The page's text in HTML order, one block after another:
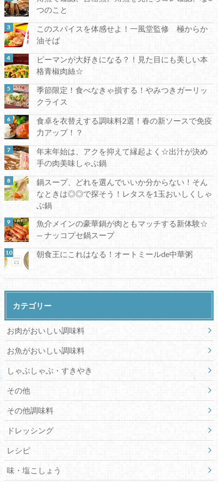
つのこと
このスパイスを体感せよ！一風堂監修 極からか
油そば
ピーマンが大好きになる？！見た目にも美しい本
格青椒肉絲☆
季節限定！食べなきゃ損する！やみつきガーリッ
クライス
食卓を衣替えする調味料2選！春の新ソースで免疫
力アップ！？
年末年始は、アクを抑えて縁起よく☆出汁が決め
手の肉美味しゃぶ鍋
鍋スープ、どれを選んでいいか分からない！そん
なときは◎◎で探そう！レタスを1玉おいしくしゃ
ぶ鍋
魚介メインの豪華鍋が肉ともマッチする新体験☆
— ナッコプセ鍋スープ
朝食王にこれはなる！オートミールde中華粥
カテゴリー
お肉がおいしい調味料
お魚がおいしい調味料
しゃぶしゃぶ・すきやき
その他
その他調味料
ドレッシング
レシピ
味・塩こしょう